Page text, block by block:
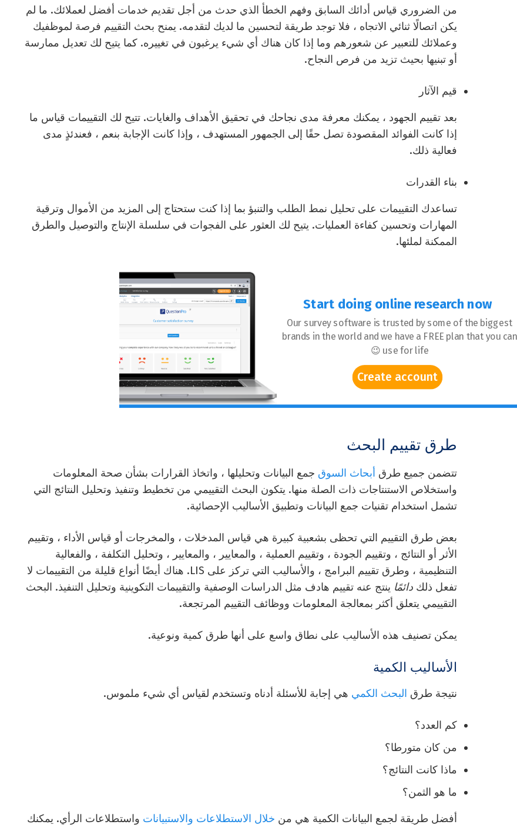
من الضروري قياس أدائك السابق وفهم الخطأ الذي حدث من أجل تقديم خدمات أفضل لعملائك. ما لم
يكن اتصالًا ثنائي الاتجاه ، فلا توجد طريقة لتحسين ما لديك لتقدمه. يمنح بحث التقييم فرصة لموظفيك
وعملائك للتعبير عن شعورهم وما إذا كان هناك أي شيء يرغبون في تغييره. كما يتيح لك تعديل ممارسة
أو تبنيها بحيث تزيد من فرص النجاح.
قيم الآثار
بعد تقييم الجهود ، يمكنك معرفة مدى نجاحك في تحقيق الأهداف والغايات. تتيح لك التقييمات قياس ما
إذا كانت الفوائد المقصودة تصل حقًا إلى الجمهور المستهدف ، وإذا كانت الإجابة بنعم ، فعندئذٍ مدى
فعالية ذلك.
بناء القدرات
تساعدك التقييمات على تحليل نمط الطلب والتنبؤ بما إذا كنت ستحتاج إلى المزيد من الأموال وترقية
المهارات وتحسين كفاءة العمليات. يتيح لك العثور على الفجوات في سلسلة الإنتاج والتوصيل والطرق
الممكنة لملئها.
Create account
Our survey software is trusted by some of the biggest
brands in the world and we have a FREE plan that you can
use for life 😉
Start doing online research now
طرق تقييم البحث
تتضمن جميع طرق أبحاث السوق جمع البيانات وتحليلها ، واتخاذ القرارات بشأن صحة المعلومات
واستخلاص الاستنتاجات ذات الصلة منها. يتكون البحث التقييمي من تخطيط وتنفيذ وتحليل النتائج التي
تشمل استخدام تقنيات جمع البيانات وتطبيق الأساليب الإحصائية.
بعض طرق التقييم التي تحظى بشعبية كبيرة هي قياس المدخلات ، والمخرجات أو قياس الأداء ، وتقييم
الأثر أو النتائج ، وتقييم الجودة ، وتقييم العملية ، والمعايير ، والمعايير ، وتحليل التكلفة ، والفعالية
التنظيمية ، وطرق تقييم البرامج ، والأساليب التي تركز على LIS.
هناك أيضًا أنواع قليلة من التقييمات لا
تفعل ذلك دائمًا ينتج عنه تقييم هادف مثل الدراسات الوصفية والتقييمات التكوينية وتحليل التنفيذ. البحث
التقييمي يتعلق أكثر بمعالجة المعلومات ووظائف التقييم المرتجعة.
يمكن تصنيف هذه الأساليب على نطاق واسع على أنها طرق كمية ونوعية.
الأساليب الكمية
نتيجة طرق البحث الكمي هي إجابة للأسئلة أدناه وتستخدم لقياس أي شيء ملموس.
كم العدد؟
من كان متورطا؟
ماذا كانت النتائج؟
ما هو الثمن؟
أفضل طريقة لجمع البيانات الكمية هي من خلال الاستطلاعات والاستبيانات واستطلاعات الرأي. يمكنك